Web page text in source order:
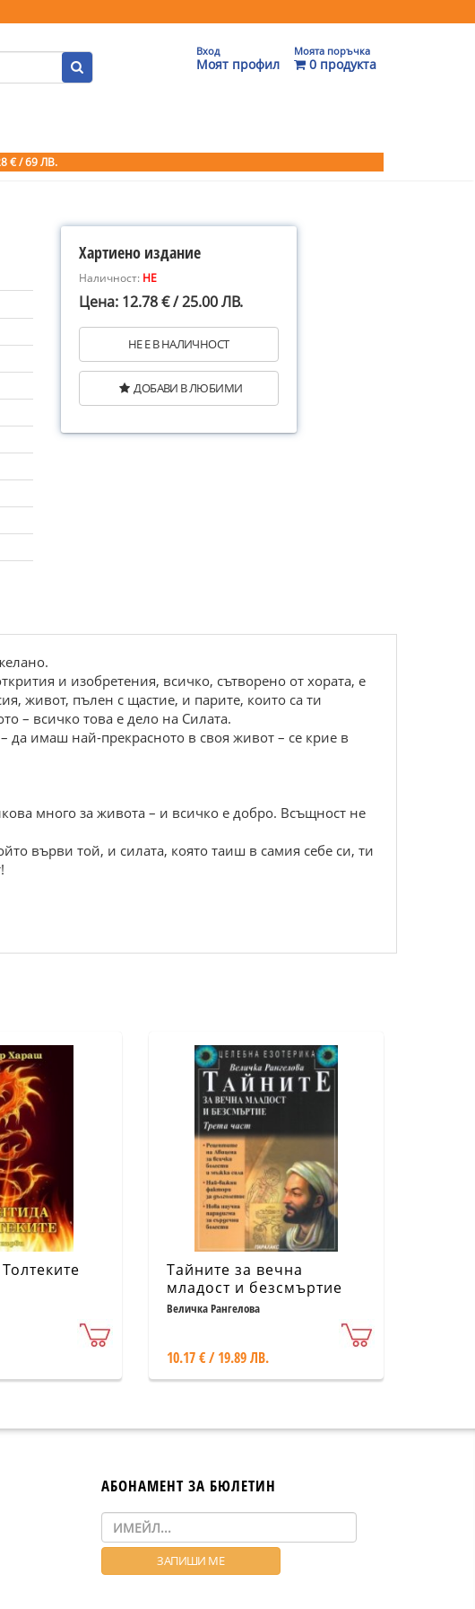
Вход
Моят профил
Моята поръчка
0 продукта
€ / 69 ЛВ.
Хартиено издание
Наличност: НЕ
Цена: 12.78 € / 25.00 ЛВ.
НЕ Е В НАЛИЧНОСТ
ДОБАВИ В ЛЮБИМИ
и изобретения, всичко, сътворено от хората, е
живот, пълен с щастие, и парите, които са ти
– всичко това е дело на Силата.
да имаш най-прекрасното в своя живот – се крие в
много за живота – и всичко е добро. Всъщност не
върви той, и силата, която таиш в самия себе си, ти
Тайните за вечна
младост и безсмъртие
Ч.3
Величка Рангелова
10.17 € / 19.89 ЛВ.
АБОНАМЕНТ ЗА БЮЛЕТИН